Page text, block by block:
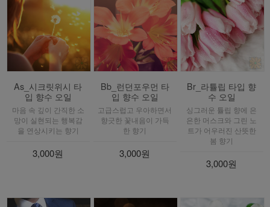
As_시크릿위시 타
입 향수 오일
마음 속 깊이 간직한 소
망이 실현되는 행복감
을 연상시키는 향기
3,000원
Bb_런던포우먼 타
입 향수 오일
고급스럽고 우아하면서
향긋한 꽃내음이 가득
한 향기
3,000원
Br_라튤립 타입 향
수 오일
싱그러운 튤립 향에 은
은한 머스크와 그린 노
트가 어우러진 산뜻한
봄 향기
3,000원